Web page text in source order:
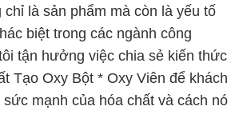
chỉ là sản phẩm mà còn là yếu tố
biệt trong các ngành công
tận hưởng việc chia sẻ kiến thức
Tạo Oxy Bột * Oxy Viên để khách
sức mạnh của hóa chất và cách nó